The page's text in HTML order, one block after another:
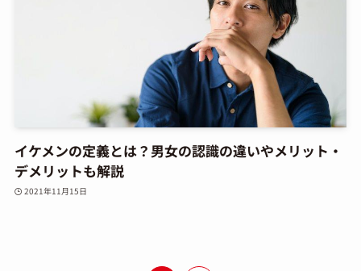
イケメンの定義とは？男女の認識の違いやメリット・
デメリットも解説
2021年11月15日